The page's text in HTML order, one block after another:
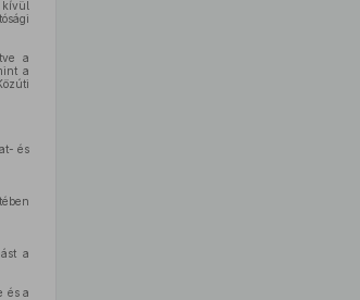
kívül
a
a
és
a
és a